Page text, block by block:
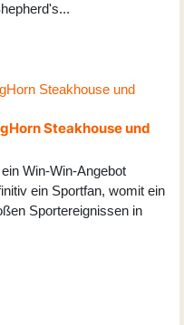
...
Steakhouse und
Win-Win-Angebot
ein Sportfan, womit ein
Sportereignissen in